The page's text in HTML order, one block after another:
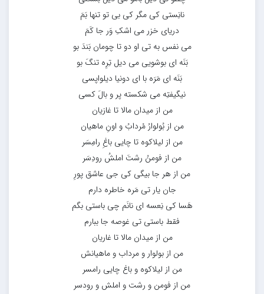
نانِستی کی مگر کی بی تو تنها بَمَ
دریای خزر می اشکِ وَر جا کَمَ
می نفس به تی او دو تا چومان بَندَ بو
بَنَه ای بوشویی می دیل تِرِه تنگَ بو
بَنَه ای مَرَه با ای دونیا دیلواپسی
نیگیفتِه می شکسته پر و بالَ کسی
من از میدان مالا تا غازیان
من از بُولوارُ مُردابُ و اونِ ماهیان
من از لیلاکوه تا چایی باغِ رامِسَر
من از فومنُ رشتَ املشُ رودِسَر
من از هر جا بیگی کی جی عاشق پورِ
جان یار تی مَره خاطره دارم
هَسا کی نِعسه ای نانَم چی باستی بگم
فقط باستی تی غوصه جا ببارم
من از میدان مالا تا غاریان
من از بولوار و مرداب و ماهیانش
من از لیلاکوه و باغ چایی رامسر
من از فومن و رشت و املش و رودسر